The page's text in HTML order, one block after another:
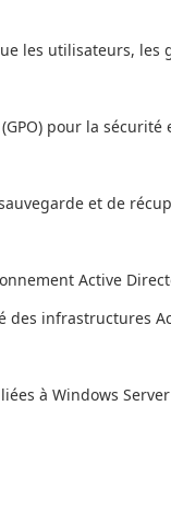
les utilisateurs, les
pour la sécurité
et de
Active
des infrastructures
à Windows